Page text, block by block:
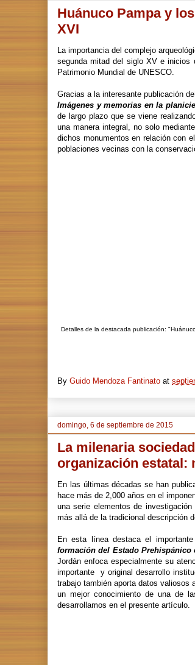
Huánuco Pampa y
XVI
La importancia del complejo
segunda mitad del siglo XV e inicios
Patrimonio Mundial de UNESCO.
Gracias a la interesante publicación
Imágenes y memorias en la
de largo plazo que se viene
una manera integral, no solo
dichos monumentos en relación con
poblaciones vecinas con la
Detalles de la destacada publicación:
By Guido Mendoza Fantinato at
domingo, 6 de septiembre de 2015
La milenaria
organización estatal:
En las últimas décadas se han
hace más de 2,000 años en el
una serie elementos de
más allá de la tradicional descripción
En esta línea destaca el
formación del Estado
Jordán enfoca especialmente su
importante y original desarrollo
trabajo también aporta datos valiosos
un mejor conocimiento de una de
desarrollamos en el presente artículo.